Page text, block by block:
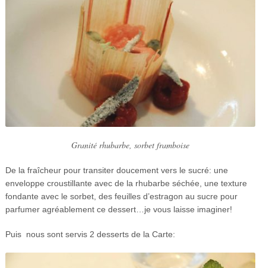
Granité rhubarbe, sorbet framboise
De la fraîcheur pour transiter doucement vers le sucré: une
enveloppe croustillante avec de la rhubarbe séchée, une texture
fondante avec le sorbet, des feuilles d’estragon au sucre pour
parfumer agréablement ce dessert…je vous laisse imaginer!
Puis nous sont servis 2 desserts de la Carte: